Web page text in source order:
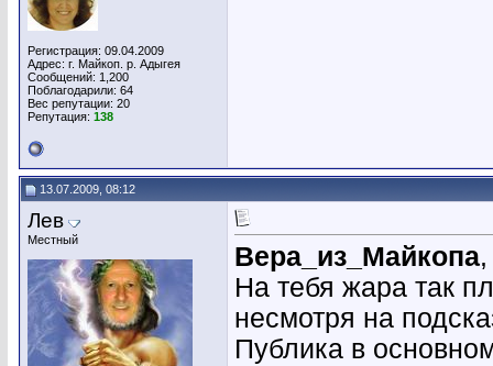
Регистрация: 09.04.2009
Адрес: г. Майкоп. р. Адыгея
Сообщений: 1,200
Поблагодарили: 64
Вес репутации: 20
Репутация: 138
13.07.2009, 08:12
Лев
Местный
Вера_из_Майкопа,
На тебя жара так
несмотря на
Публика в